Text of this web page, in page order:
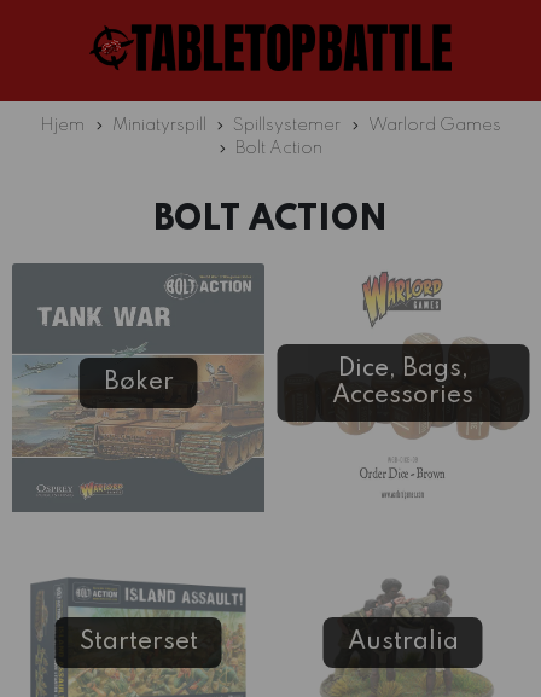
Hjem Miniatyrspill Spillsystemer
Warlord Games
Bolt Action
BOLT ACTION
Bøker
Dice, Bags,
Accessories
Starterset Australia